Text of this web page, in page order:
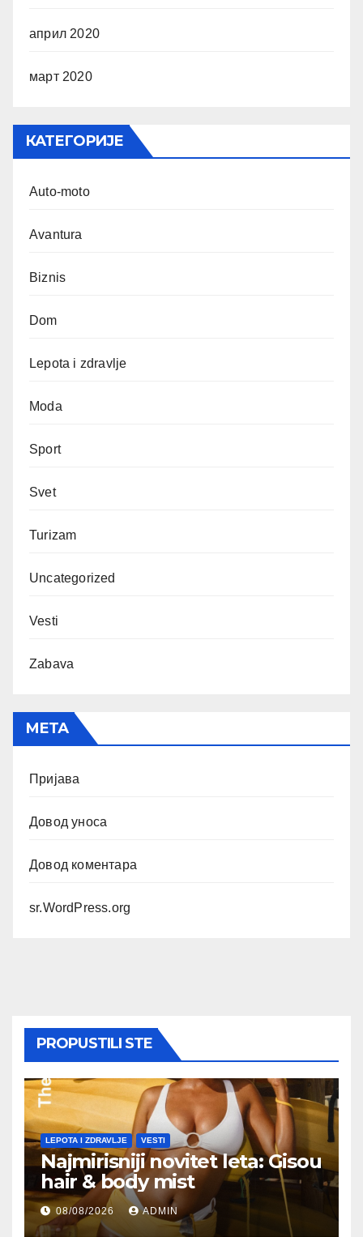
април 2020
март 2020
КАТЕГОРИЈЕ
Auto-moto
Avantura
Biznis
Dom
Lepota i zdravlje
Moda
Sport
Svet
Turizam
Uncategorized
Vesti
Zabava
МЕТА
Пријава
Довод уноса
Довод коментара
sr.WordPress.org
PROPUSTILI STE
LEPOTA I ZDRAVLJE VESTI
Najmirisniji novitet leta: Gisou
hair & body mist
08/08/2026 ADMIN